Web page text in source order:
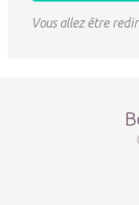
Vous allez être